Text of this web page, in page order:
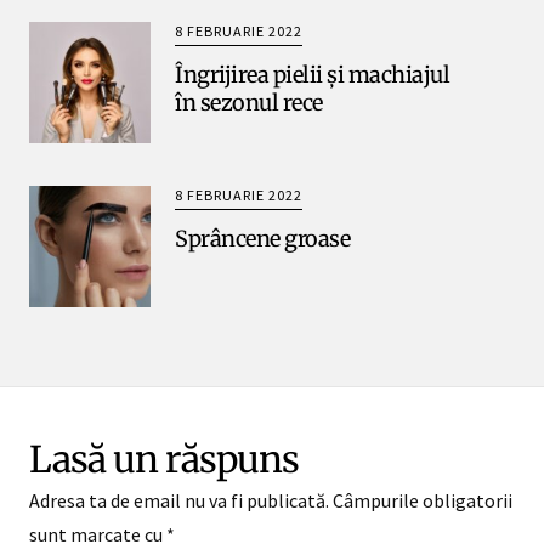
8 FEBRUARIE 2022
Îngrijirea pielii și machiajul
în sezonul rece
8 FEBRUARIE 2022
Sprâncene groase
Lasă un răspuns
Adresa ta de email nu va fi publicată. Câmpurile obligatorii
sunt marcate cu *